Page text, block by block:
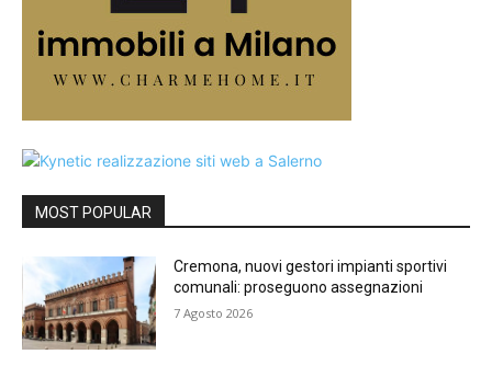
MOST POPULAR
Cremona, nuovi gestori impianti sportivi
comunali: proseguono assegnazioni
7 Agosto 2026